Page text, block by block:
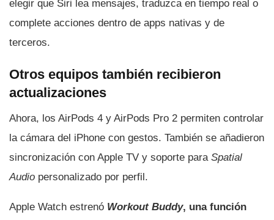
elegir que Siri lea mensajes, traduzca en tiempo real o
complete acciones dentro de apps nativas y de
terceros.
Otros equipos también recibieron
actualizaciones
Ahora, los AirPods 4 y AirPods Pro 2 permiten controlar
la cámara del iPhone con gestos. También se añadieron
sincronización con Apple TV y soporte para Spatial
Audio personalizado por perfil.
Apple Watch estrenó Workout Buddy, una función